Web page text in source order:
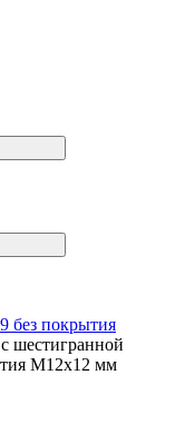
без покрытия
шестигранной
M12x12 мм